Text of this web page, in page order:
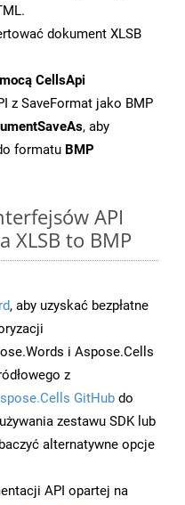
dokument XLSB
CellsApi
z SaveFormat jako BMP
, aby
formatu BMP
API
XLSB to BMP
, aby uzyskać bezpłatne
i Aspose.Cells
z
GitHub do
zestawu SDK lub
alternatywne opcje
API opartej na